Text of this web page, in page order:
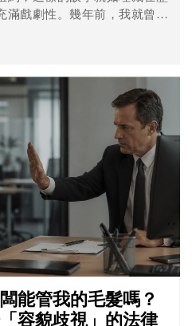
滿戲劇性。幾年前，我就曾接
法庭，到最後更讓我深刻體
能管我的毛髮嗎？
容貌歧視」的法律